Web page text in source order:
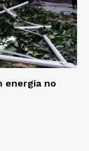
energia no